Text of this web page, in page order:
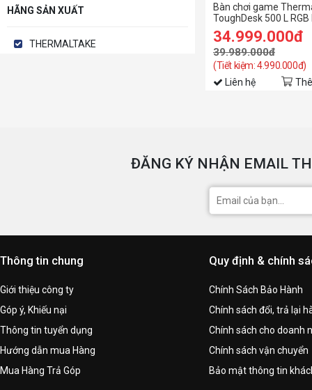
HÃNG SẢN XUẤT
THERMALTAKE
Bàn chơi game
ToughDesk 500 L
Black
34.999.000đ
39.989.000đ
(Tiết kiệm: 4.990.000đ)
Liên hệ
ĐĂNG KÝ NHẬN EMAIL
Thông tin chung
Giới thiệu công ty
Góp ý, Khiếu nại
Thông tin tuyển dụng
Hướng dẫn mua Hàng
Mua Hàng Trả Góp
Quy định & chính
Chính Sách Bảo Hành
Chính sách đổi, trả lại
Chính sách cho doanh
Chính sách vận chuyển
Bảo mật thông tin